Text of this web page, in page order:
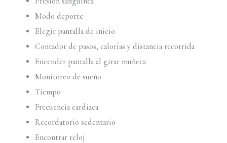
Modo deporte
Elegir pantalla de inicio
Contador de pasos, calorías y distancia recorrida
Encender pantalla al girar muñeca
Monitoreo de sueño
Tiempo
Frecuencia cardiaca
Recordatorio sedentario
Encontrar reloj